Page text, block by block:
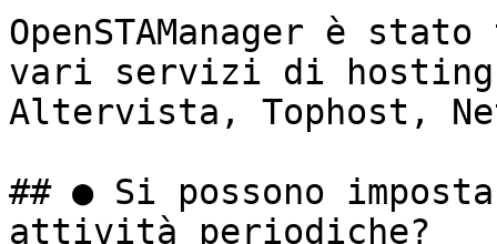
OpenSTAManager è
vari servizi di
Altervista, Tophost,
## ● Si possono
attività periodiche?